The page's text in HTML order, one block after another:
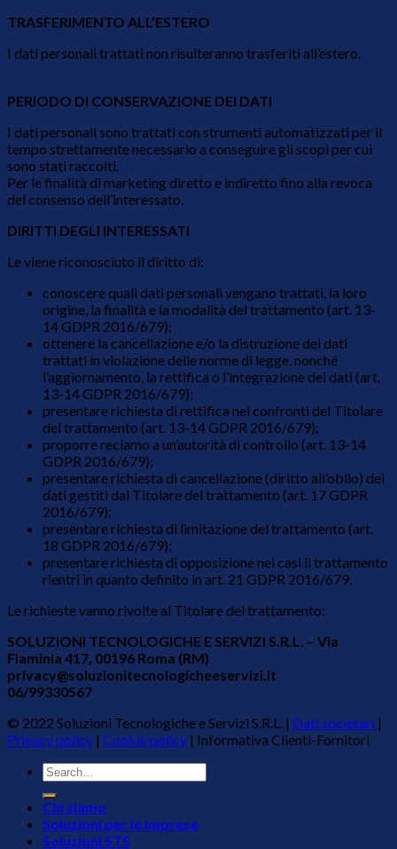
TRASFERIMENTO ALL’ESTERO
I dati personali trattati non risulteranno trasferiti all’estero.
PERIODO DI CONSERVAZIONE DEI DATI
I dati personali sono trattati con strumenti automatizzati per il
tempo strettamente necessario a conseguire gli scopi per cui
sono stati raccolti.
Per le finalità di marketing diretto e indiretto fino alla revoca
del consenso dell’interessato.
DIRITTI DEGLI INTERESSATI
Le viene riconosciuto il diritto di:
conoscere quali dati personali vengano trattati, la loro
origine, la finalità e la modalità del trattamento (art. 13-
14 GDPR 2016/679);
ottenere la cancellazione e/o la distruzione dei dati
trattati in violazione delle norme di legge, nonché
l’aggiornamento, la rettifica o l’integrazione dei dati (art.
13-14 GDPR 2016/679);
presentare richiesta di rettifica nei confronti del Titolare
del trattamento (art. 13-14 GDPR 2016/679);
proporre reclamo a un’autorità di controllo (art. 13-14
GDPR 2016/679);
presentare richiesta di cancellazione (diritto all’oblio) dei
dati gestiti dal Titolare del trattamento (art. 17 GDPR
2016/679);
presentare richiesta di limitazione del trattamento (art.
18 GDPR 2016/679);
presentare richiesta di opposizione nei casi il trattamento
rientri in quanto definito in art. 21 GDPR 2016/679.
Le richieste vanno rivolte al Titolare del trattamento:
SOLUZIONI TECNOLOGICHE E SERVIZI S.R.L. – Via
Flaminia 417, 00196 Roma (RM)
privacy@soluzionitecnologicheeservizi.it
06/99330567
© 2022 Soluzioni Tecnologiche e Servizi S.R.L. | Dati societari |
Privacy policy | Cookie policy | Informativa Clienti-Fornitori
Chi siamo
Soluzioni per le imprese
Soluzioni STS